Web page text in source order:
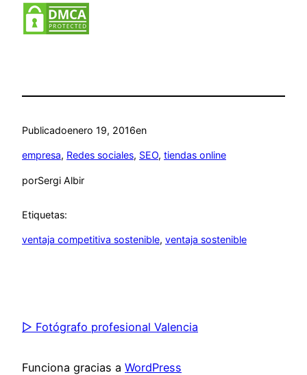
Publicadoenero 19, 2016en
empresa, Redes sociales, SEO, tiendas online
porSergi Albir
Etiquetas:
ventaja competitiva sostenible, ventaja sostenible
▷ Fotógrafo profesional Valencia
Funciona gracias a WordPress